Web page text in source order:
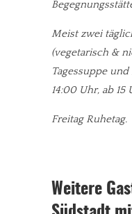
Meist zwei
(vegetarisch &
Tagessuppe
14:00 Uhr, ab
Freitag Ruhetag.
Weitere